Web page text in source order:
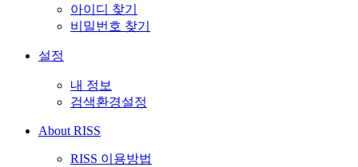
아이디 찾기
비밀번호 찾기
설정
내 정보
검색환경설정
About RISS
RISS 이용방법